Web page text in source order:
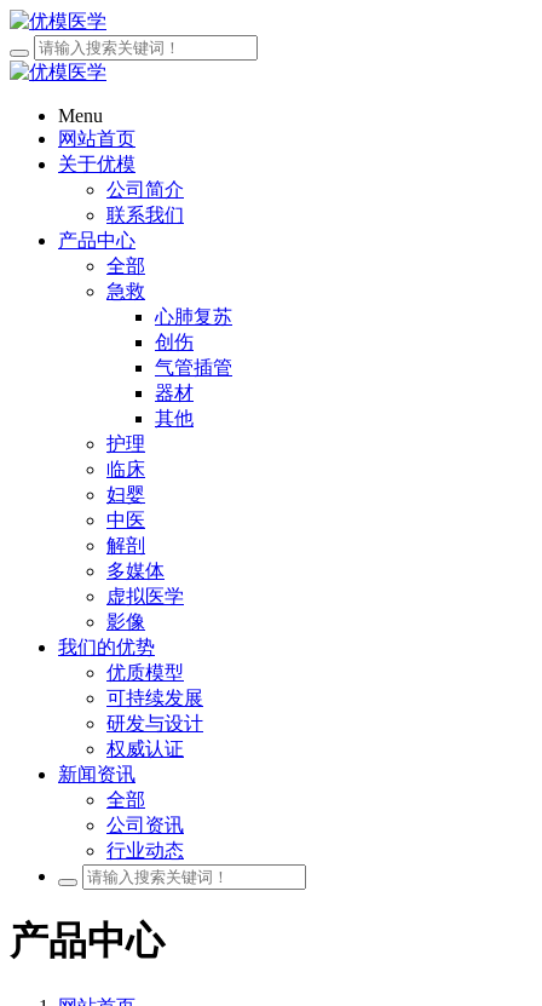
Menu
网站首页
关于优模
公司简介
联系我们
产品中心
全部
急救
心肺复苏
创伤
气管插管
器材
其他
护理
临床
妇婴
中医
解剖
多媒体
虚拟医学
影像
我们的优势
优质模型
可持续发展
研发与设计
权威认证
新闻资讯
全部
公司资讯
行业动态
产品中心